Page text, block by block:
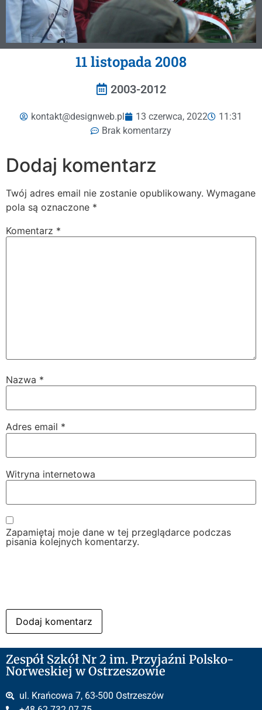
11 listopada 2008
2003-2012
kontakt@designweb.pl 13 czerwca, 2022
11:31
Brak komentarzy
Dodaj komentarz
Twój adres email nie zostanie opublikowany. Wymagane
pola są oznaczone *
Komentarz *
Nazwa *
Adres email *
Witryna internetowa
Zapamiętaj moje dane w tej przeglądarce podczas
pisania kolejnych komentarzy.
Zespół Szkół Nr 2 im. Przyjaźni Polsko-
Norweskiej w Ostrzeszowie
ul. Krańcowa 7, 63-500 Ostrzeszów